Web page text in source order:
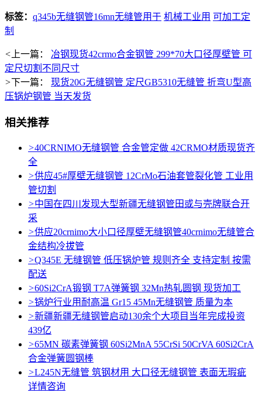
标签： q345b无缝钢管16mn无缝管用于 机械工业用 可加工定
制
< 上一篇： 冶钢现货42crmo合金钢管 299*70大口径厚壁管 可
定尺切割不同尺寸
>下一篇： 现货20G无缝钢管 定尺GB5310无缝管 折弯U型高
压锅炉钢管 当天发货
相关推荐
>40CRNIMO无缝钢管 合金管定做 42CRMO材质现货齐
全
>供应45#厚壁无缝钢管 12CrMo石油套管裂化管 工业用
管切割
>中国在四川发现大型新疆无缝钢管田或与壳牌联合开
采
>供应20crnimo大小口径厚壁无缝钢管40crnimo无缝管合
金结构冷拔管
>Q345E 无缝钢管 低压锅炉管 规则齐全 支持定制 按需
配送
>60Si2CrA锻钢 T7A弹簧钢 32Mn热轧圆钢 现货加工
>锅炉行业用耐高温 Gr15 45Mn无缝钢管 质量为本
>新疆新疆无缝钢管启动130余个大项目当年完成投资
439亿
>65MN 碳素弹簧钢 60Si2MnA 55CrSi 50CrVA 60Si2CrA
合金弹簧圆钢棒
>L245N无缝管 筑钢材用 大口径无缝钢管 表面无瑕疵
详情咨询